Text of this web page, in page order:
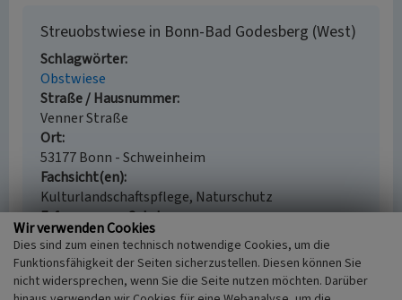
Streuobstwiese in Bonn-Bad Godesberg (West)
Schlagwörter
Obstwiese
Straße / Hausnummer
Venner Straße
Ort
53177 Bonn - Schweinheim
Fachsicht(en)
Kulturlandschaftspflege, Naturschutz
Erfassungsmaßstab
i.d.R. 1:5.000 (größer als 1:20.000)
Erfassungsmethode
Geländebegehung/-kartierung
Wir verwenden Cookies
Dies sind zum einen technisch notwendige Cookies, um die
Funktionsfähigkeit der Seiten sicherzustellen. Diesen können Sie
nicht widersprechen, wenn Sie die Seite nutzen möchten. Darüber